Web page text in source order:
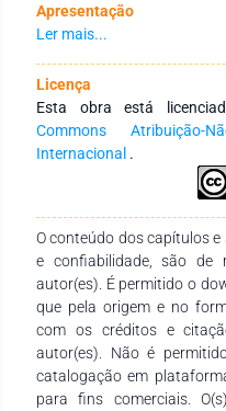
Apresentação
Ler mais...
Licença
Esta obra está
Commons Atribuição-
Internacional .
O conteúdo dos capítulos
e confiabilidade, são de
autor(es). É permitido o
que pela origem e no
com os créditos e
autor(es). Não é
catalogação em
para fins comerciais.